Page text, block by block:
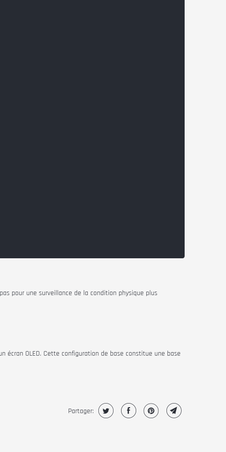
pour une surveillance de la condition physique plus
écran OLED. Cette configuration de base constitue une base
Partager: